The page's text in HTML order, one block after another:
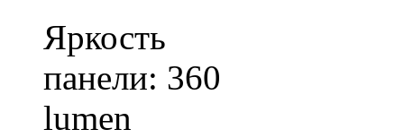
Яркость
панели: 360
lumen